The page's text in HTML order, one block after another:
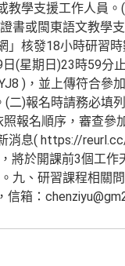
教學支援工作人員
書或閩東語文教學
」核發18小時研習
(星期日)23時59分
)，並上傳符合參
二)報名時請務必填
報名順序，審查
消息( https://
將於開課前3個工
九、研習課程相關
箱：